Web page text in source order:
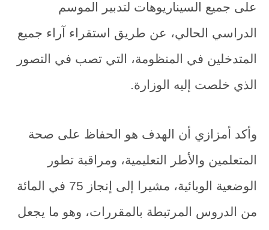
على جميع السيناريوهات لتدبير الموسم
الدراسي الحالي، عن طريق استقراء آراء جميع
المتدخلين في المنظومة، التي تصب في التصور
الذي خلصت إليه الوزارة.
وأكد أمزازي أن الهدف هو الحفاظ على صحة
المتعلمين والأطر التعليمية، ومراقبة تطور
الوضعية الوبائية، مشيرا إلى إنجاز 75 في المائة
من الدروس المرتبطة بالمقررات، وهو ما يجعل